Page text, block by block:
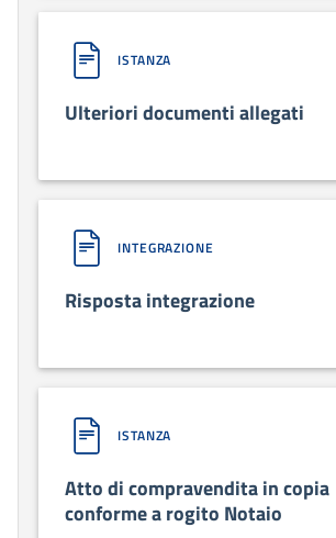
ISTANZA
Ulteriori documenti allegati
INTEGRAZIONE
Risposta integrazione
ISTANZA
Atto di compravendita in copia
conforme a rogito Notaio